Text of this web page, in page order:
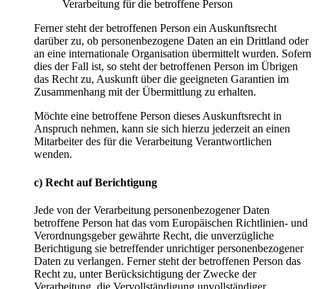
Verarbeitung für die betroffene Person
Ferner steht der betroffenen Person ein Auskunftsrecht
darüber zu, ob personenbezogene Daten an ein Drittland oder
an eine internationale Organisation übermittelt wurden. Sofern
dies der Fall ist, so steht der betroffenen Person im Übrigen
das Recht zu, Auskunft über die geeigneten Garantien im
Zusammenhang mit der Übermittlung zu erhalten.
Möchte eine betroffene Person dieses Auskunftsrecht in
Anspruch nehmen, kann sie sich hierzu jederzeit an einen
Mitarbeiter des für die Verarbeitung Verantwortlichen
wenden.
c) Recht auf Berichtigung
Jede von der Verarbeitung personenbezogener Daten
betroffene Person hat das vom Europäischen Richtlinien- und
Verordnungsgeber gewährte Recht, die unverzügliche
Berichtigung sie betreffender unrichtiger personenbezogener
Daten zu verlangen. Ferner steht der betroffenen Person das
Recht zu, unter Berücksichtigung der Zwecke der
Verarbeitung, die Vervollständigung unvollständiger